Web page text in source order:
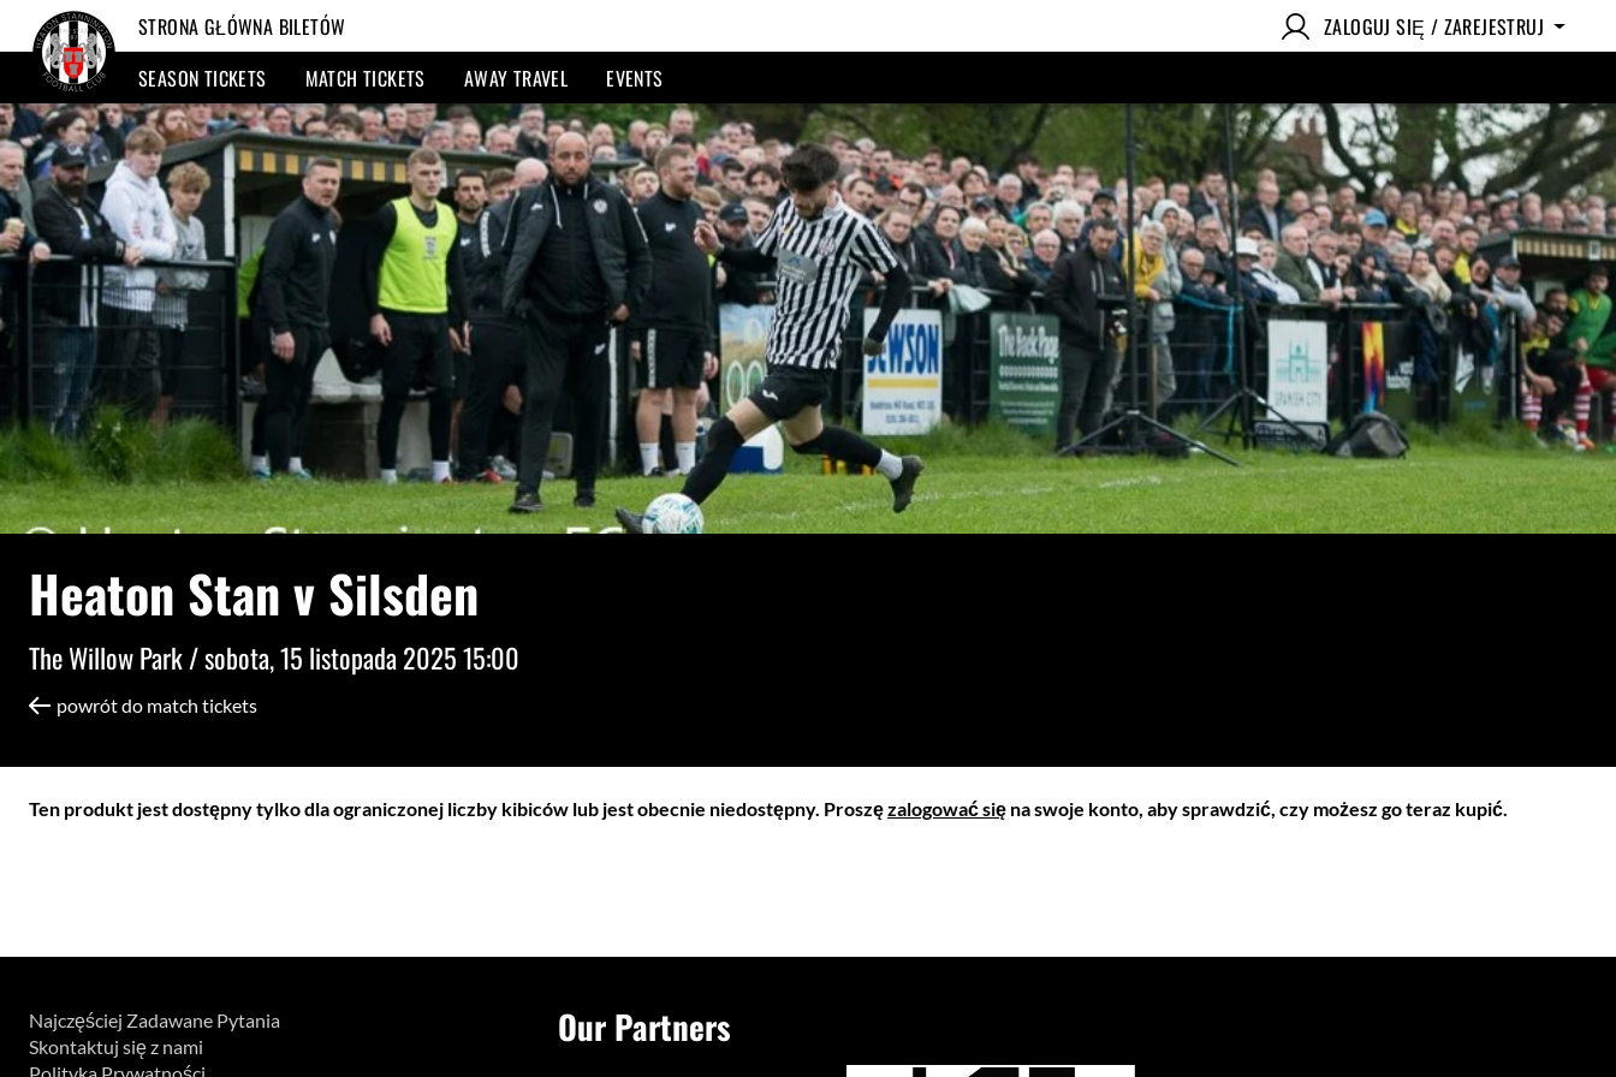
STRONA GŁÓWNA BILETÓW
ZALOGUJ SIĘ / ZAREJESTRUJ
SEASON TICKETS
MATCH TICKETS AWAY TRAVEL EVENTS
Heaton Stan v Silsden
The Willow Park /sobota, 15 listopada 2025 15:00
powrót do match tickets
Ten produkt jest dostępny tylko dla ograniczonej liczby kibiców lub jest obecnie niedostępny. Proszęzalogować się na swoje konto, aby sprawdzić, czy możesz go teraz kupić.
Najczęściej Zadawane Pytania
Skontaktuj się z nami
Our Partners